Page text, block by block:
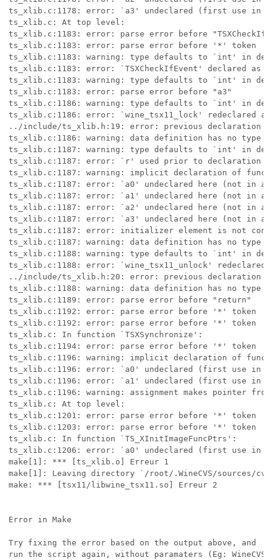
ts_xlib.c:1178: error: `a3' undeclared (first use in
ts_xlib.c: At top level:
ts_xlib.c:1183: error: parse error before
ts_xlib.c:1183: error: parse error before '*' token
ts_xlib.c:1183: warning: type defaults to `int' in
ts_xlib.c:1183: error: `TSXCheckIfEvent' declared as
ts_xlib.c:1183: warning: type defaults to `int' in
ts_xlib.c:1183: error: parse error before "a3"
ts_xlib.c:1186: warning: type defaults to `int' in
ts_xlib.c:1186: error: `wine_tsx11_lock' redeclared
../include/ts_xlib.h:19: error: previous declaration
ts_xlib.c:1186: warning: data definition has no type
ts_xlib.c:1187: warning: type defaults to `int' in
ts_xlib.c:1187: error: `r' used prior to declaration
ts_xlib.c:1187: warning: implicit declaration of
ts_xlib.c:1187: error: `a0' undeclared here (not in a
ts_xlib.c:1187: error: `a1' undeclared here (not in a
ts_xlib.c:1187: error: `a2' undeclared here (not in a
ts_xlib.c:1187: error: `a3' undeclared here (not in a
ts_xlib.c:1187: error: initializer element is not
ts_xlib.c:1187: warning: data definition has no type
ts_xlib.c:1188: warning: type defaults to `int' in
ts_xlib.c:1188: error: `wine_tsx11_unlock'
../include/ts_xlib.h:20: error: previous declaration of
ts_xlib.c:1188: warning: data definition has no type
ts_xlib.c:1189: error: parse error before "return"
ts_xlib.c:1192: error: parse error before '*' token
ts_xlib.c:1192: error: parse error before '*' token
ts_xlib.c: In function `TSXSynchronize':
ts_xlib.c:1194: error: parse error before '*' token
ts_xlib.c:1196: warning: implicit declaration of
ts_xlib.c:1196: error: `a0' undeclared (first use in
ts_xlib.c:1196: error: `a1' undeclared (first use in
ts_xlib.c:1196: warning: assignment makes pointer
ts_xlib.c: At top level:
ts_xlib.c:1201: error: parse error before '*' token
ts_xlib.c:1203: error: parse error before '*' token
ts_xlib.c: In function `TS_XInitImageFuncPtrs':
ts_xlib.c:1206: error: `a0' undeclared (first use in
make[1]: *** [ts_xlib.o] Erreur 1
make[1]: Leaving directory `/root/.WineCVS/sources/
make: *** [tsx11/libwine_tsx11.so] Erreur 2
Error in Make
Try fixing the error based on the output above, and
run the script again, without paramaters (Eg: